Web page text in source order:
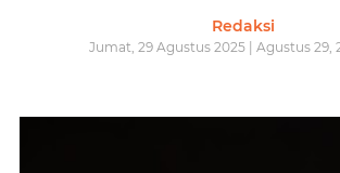
Redaksi
Jumat, 29 Agustus 2025 | Agustus 29,